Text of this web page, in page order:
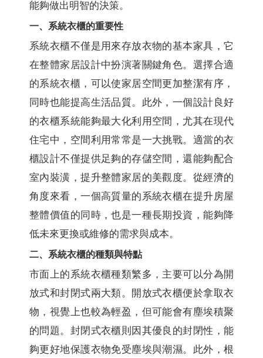
能夠做出明智的決策。
一、系統衣櫃的重要性
系統衣櫃不僅是用來存放衣物的基本家具，它
在整體家居設計中扮演著關鍵角色。選擇合適
的系統衣櫃，可以使家居空間更加整潔有序，
同時也能提高生活品質。此外，一個設計良好
的衣櫃系統能夠最大化利用空間，尤其在現代
住宅中，空間利用常常是一大挑戰。適當的衣
櫃設計不僅提供足夠的存儲空間，還能夠配合
室內裝潢，提升整體家居的美觀度。從經濟的
角度來看，一個高質量的系統衣櫃在提升房屋
整體價值的同時，也是一種長期投資，能夠降
低未來更換或維修的需求與成本。
二、系統衣櫃的種類與特點
市面上的系統衣櫃種類繁多，主要可以分為開
放式和封閉式兩大類。開放式衣櫃便於拿取衣
物，視覺上也較為輕盈，但可能會有塵埃積聚
的問題。封閉式衣櫃則因其優良的封閉性，能
夠更好地保護衣物免受塵埃與潮濕。此外，根